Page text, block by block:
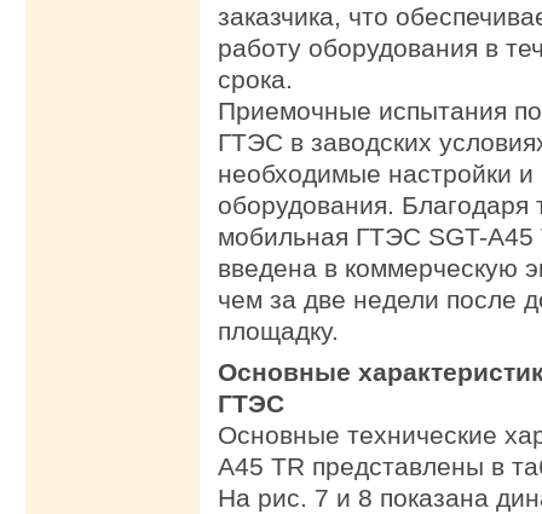
заказчика, что
работу оборудования в
срока.
Приемочные испытания
ГТЭС в заводских
необходимые настройки и
оборудования. Благодаря
мобильная ГТЭС SGT-A45
введена в коммерческую
чем за две недели после
площадку.
Основные
ГТЭС
Основные технические
A45 TR представлены в
На рис. 7 и 8 показана